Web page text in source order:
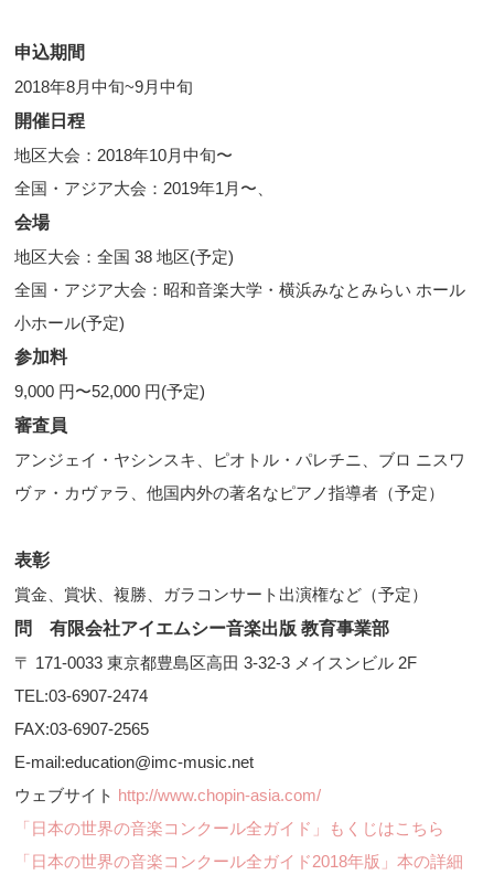
申込期間
2018年8月中旬~9月中旬
開催日程
地区大会：2018年10月中旬〜
全国・アジア大会：2019年1月〜、
会場
地区大会：全国 38 地区(予定)
全国・アジア大会：昭和音楽大学・横浜みなとみらい ホール
小ホール(予定)
参加料
9,000 円〜52,000 円(予定)
審査員
アンジェイ・ヤシンスキ、ピオトル・パレチニ、ブロ ニスワ
ヴァ・カヴァラ、他国内外の著名なピアノ指導者（予定）
表彰
賞金、賞状、複勝、ガラコンサート出演権など（予定）
問 有限会社アイエムシー音楽出版 教育事業部
〒 171-0033 東京都豊島区高田 3-32-3 メイスンビル 2F
TEL:03-6907-2474
FAX:03-6907-2565
E-mail:education@imc-music.net
ウェブサイト http://www.chopin-asia.com/
「日本の世界の音楽コンクール全ガイド」もくじはこちら
「日本の世界の音楽コンクール全ガイド2018年版」本の詳細